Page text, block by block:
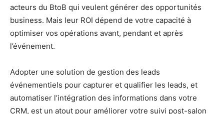
acteurs du BtoB qui veulent générer des opportunités
business. Mais leur ROI dépend de votre capacité à
optimiser vos opérations avant, pendant et après
l’événement.
Adopter une solution de gestion des leads
événementiels pour capturer et qualifier les leads, et
automatiser l’intégration des informations dans votre
CRM, est un atout pour améliorer votre suivi post-salon